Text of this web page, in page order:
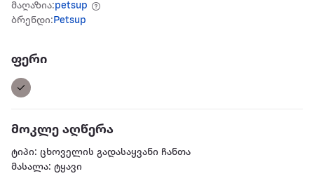
მაღაზია:petsup
ბრენდი:Petsup
ფერი
მოკლე აღწერა
ტიპი: ცხოველის გადასაყვანი ჩანთა
მასალა: ტყავი